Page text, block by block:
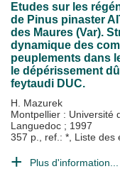
Etudes sur les
de Pinus pinaster
des Maures (Var).
dynamique des
peuplements dans
le dépérissement
feytaudi DUC.
H. Mazurek
Montpellier : Université
Languedoc ; 1997
357 p., ref.: *, Liste des
Plus d'information...